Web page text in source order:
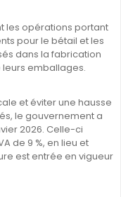
les opérations portant
pour le bétail et les
dans la fabrication
emballages.
et éviter une hausse
le gouvernement a
2026. Celle-ci
de 9 %, en lieu et
est entrée en vigueur